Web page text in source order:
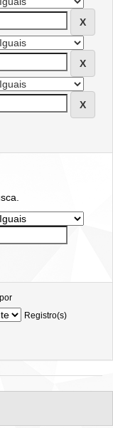
Registro(s)